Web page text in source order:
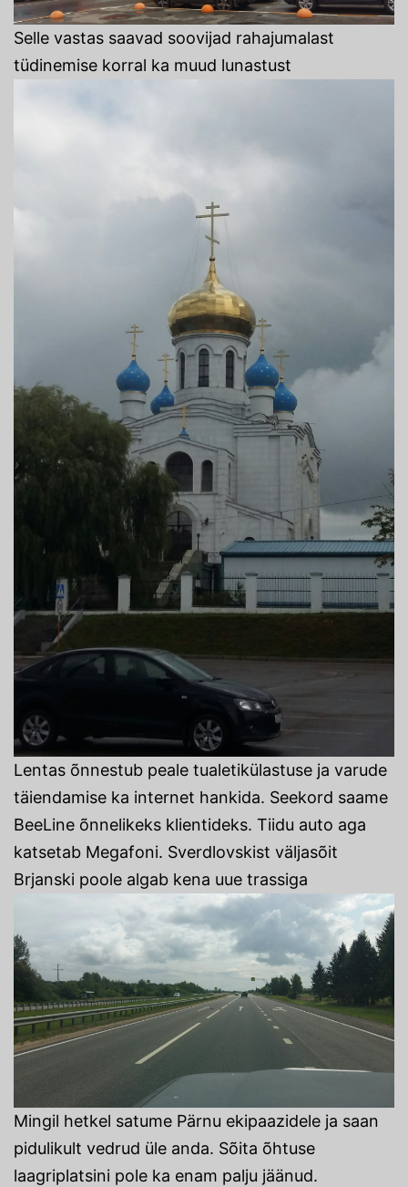
Selle vastas saavad soovijad rahajumalast
tüdinemise korral ka muud lunastust
Lentas õnnestub peale tualetikülastuse ja varude
täiendamise ka internet hankida. Seekord saame
BeeLine õnnelikeks klientideks. Tiidu auto aga
katsetab Megafoni. Sverdlovskist väljasõit
Brjanski poole algab kena uue trassiga
Mingil hetkel satume Pärnu ekipaazidele ja saan
pidulikult vedrud üle anda. Sõita õhtuse
laagriplatsini pole ka enam palju jäänud.